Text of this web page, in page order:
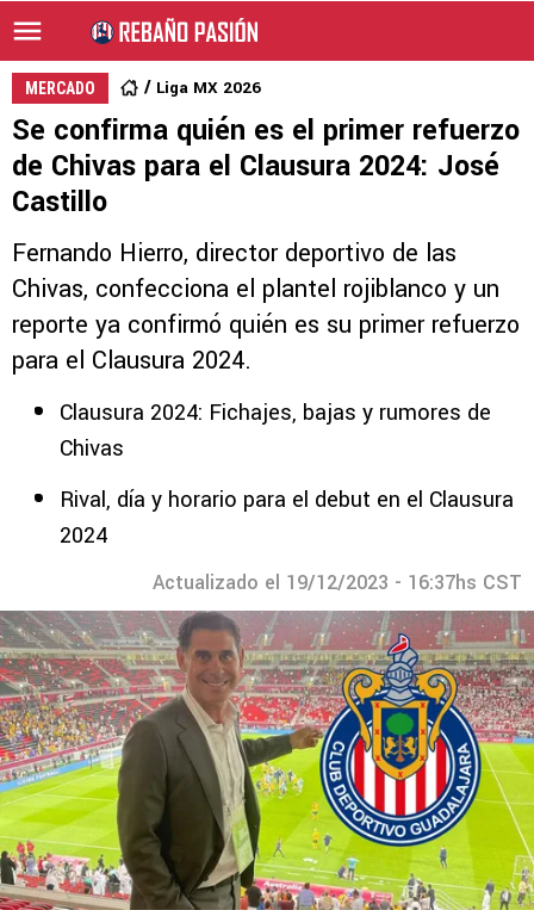
MERCADO Liga MX 2026
Se confirma quién es el primer refuerzo
de Chivas para el Clausura 2024: José
Castillo
Fernando Hierro, director deportivo de las
Chivas, confecciona el plantel rojiblanco y un
reporte ya confirmó quién es su primer refuerzo
para el Clausura 2024.
Clausura 2024: Fichajes, bajas y rumores de
Chivas
Rival, día y horario para el debut en el Clausura
2024
Actualizado el 19/12/2023 - 16:37hs CST